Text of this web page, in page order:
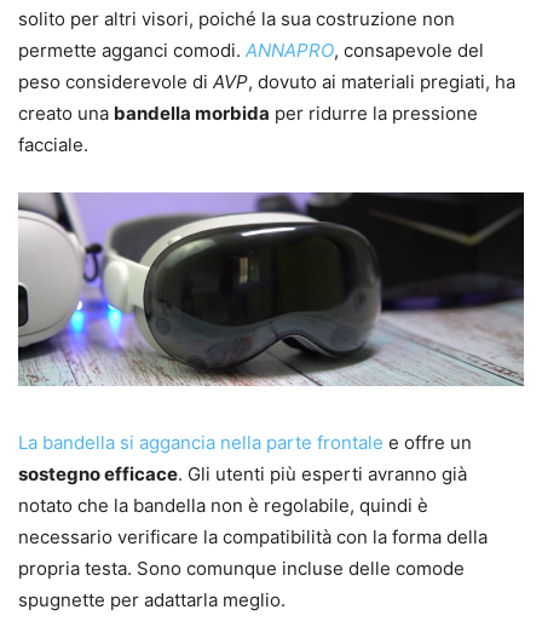
solito per altri visori, poiché la sua costruzione non
permette agganci comodi. ANNAPRO, consapevole del
peso considerevole di AVP, dovuto ai materiali pregiati, ha
creato una bandella morbida per ridurre la pressione
facciale.
La bandella si aggancia nella parte frontale e offre un
sostegno efficace. Gli utenti più esperti avranno già
notato che la bandella non è regolabile, quindi è
necessario verificare la compatibilità con la forma della
propria testa. Sono comunque incluse delle comode
spugnette per adattarla meglio.